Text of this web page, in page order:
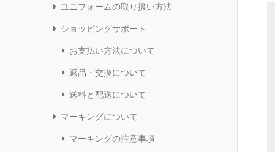
ユニフォームの取り扱い方法
ショッピングサポート
お支払い方法について
返品・交換について
送料と配送について
マーキングについて
マーキングの注意事項